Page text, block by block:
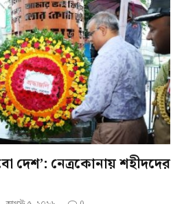
দেশ’: নেত্রকোনায় শহীদদের